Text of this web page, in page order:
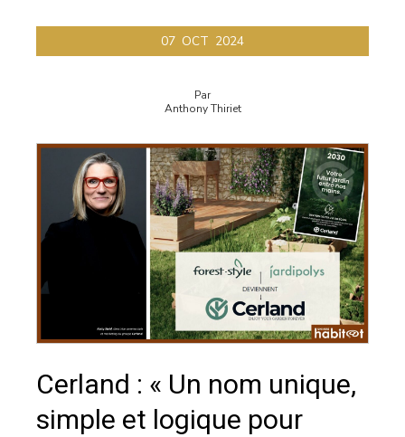
07 OCT 2024
Par
Anthony Thiriet
Cerland : « Un nom unique,
simple et logique pour